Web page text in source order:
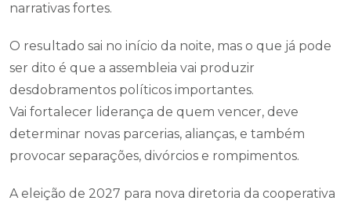
narrativas fortes.
O resultado sai no início da noite, mas o que já pode
ser dito é que a assembleia vai produzir
desdobramentos políticos importantes.
Vai fortalecer liderança de quem vencer, deve
determinar novas parcerias, alianças, e também
provocar separações, divórcios e rompimentos.
A eleição de 2027 para nova diretoria da cooperativa